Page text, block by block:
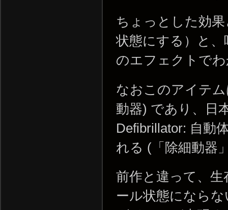
ちょっとした効
状態にする）と
のエフェクトで
なおこのアイテ
動器) であり、日
Defibrillator: 自動
れる (「除細動器
前作と違って、
ール状態になら